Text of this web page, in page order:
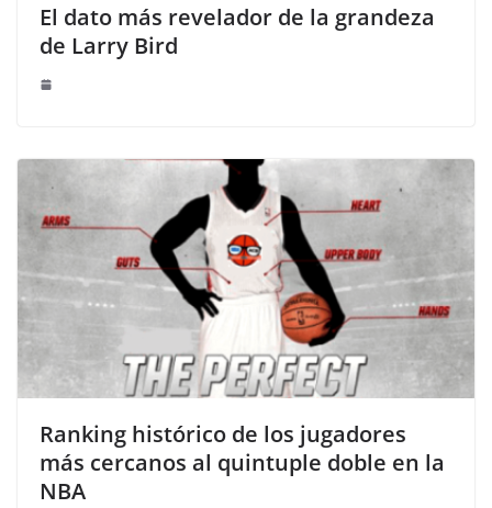
El dato más revelador de la grandeza
de Larry Bird
Ranking histórico de los jugadores
más cercanos al quintuple doble en la
NBA